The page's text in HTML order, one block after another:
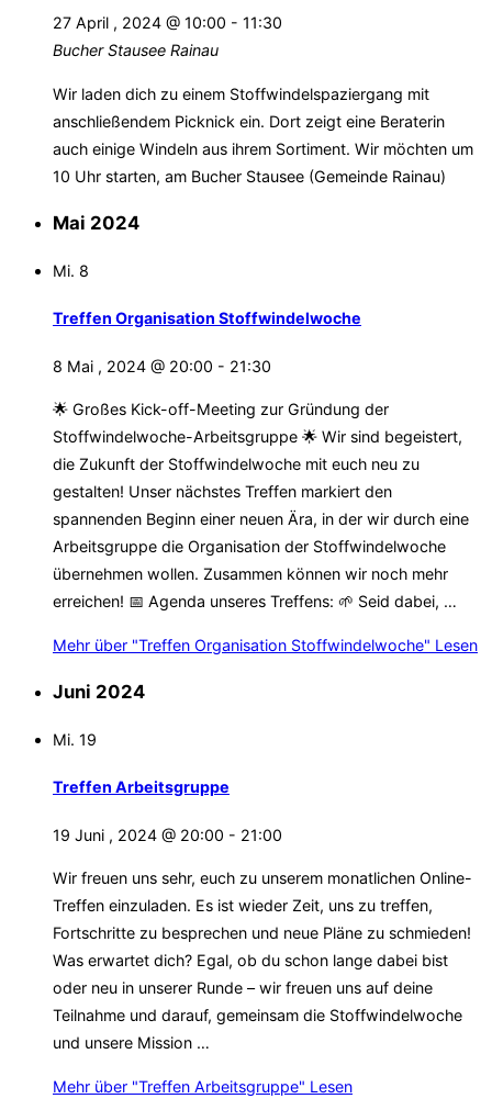
27 April , 2024 @ 10:00 - 11:30
Bucher Stausee Rainau
Wir laden dich zu einem Stoffwindelspaziergang mit
anschließendem Picknick ein. Dort zeigt eine Beraterin
auch einige Windeln aus ihrem Sortiment. Wir möchten um
10 Uhr starten, am Bucher Stausee (Gemeinde Rainau)
Mai 2024
Mi. 8
Treffen Organisation Stoffwindelwoche
8 Mai , 2024 @ 20:00 - 21:30
🌟 Großes Kick-off-Meeting zur Gründung der
Stoffwindelwoche-Arbeitsgruppe 🌟 Wir sind begeistert,
die Zukunft der Stoffwindelwoche mit euch neu zu
gestalten! Unser nächstes Treffen markiert den
spannenden Beginn einer neuen Ära, in der wir durch eine
Arbeitsgruppe die Organisation der Stoffwindelwoche
übernehmen wollen. Zusammen können wir noch mehr
erreichen! 📅 Agenda unseres Treffens: 🌱 Seid dabei, …
Mehr über "Treffen Organisation Stoffwindelwoche" Lesen
Juni 2024
Mi. 19
Treffen Arbeitsgruppe
19 Juni , 2024 @ 20:00 - 21:00
Wir freuen uns sehr, euch zu unserem monatlichen Online-
Treffen einzuladen. Es ist wieder Zeit, uns zu treffen,
Fortschritte zu besprechen und neue Pläne zu schmieden!
Was erwartet dich? Egal, ob du schon lange dabei bist
oder neu in unserer Runde – wir freuen uns auf deine
Teilnahme und darauf, gemeinsam die Stoffwindelwoche
und unsere Mission …
Mehr über "Treffen Arbeitsgruppe" Lesen